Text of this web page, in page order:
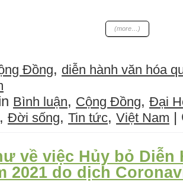
(more…)
Đồng, diễn hành văn hóa
Bình luận, Cộng Đồng, Đại
, Đời sống, Tin tức, Việt Nam |
về việc Hủy bỏ Diễn
2021 do dịch